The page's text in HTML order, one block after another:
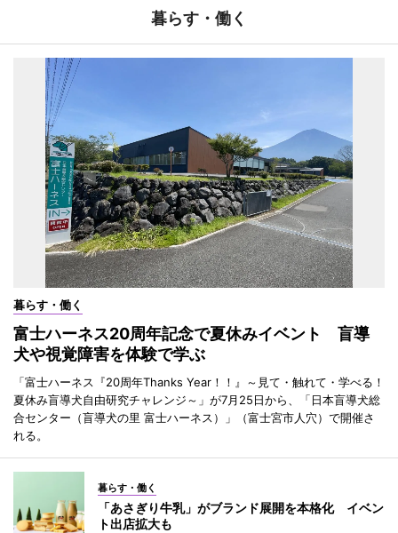
暮らす・働く
暮らす・働く
富士ハーネス20周年記念で夏休みイベント 盲導
犬や視覚障害を体験で学ぶ
「富士ハーネス『20周年Thanks Year！！』～見て・触れて・学べる！
夏休み盲導犬自由研究チャレンジ～」が7月25日から、「日本盲導犬総
合センター（盲導犬の里 富士ハーネス）」（富士宮市人穴）で開催さ
れる。
暮らす・働く
「あさぎり牛乳」がブランド展開を本格化 イベン
ト出店拡大も